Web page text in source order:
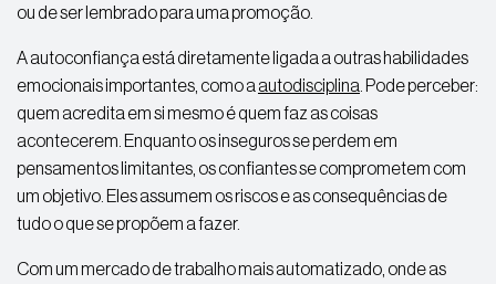
ou de ser lembrado para uma promoção.
A autoconfiança está diretamente ligada a outras habilidades
emocionais importantes, como a autodisciplina . Pode perceber:
quem acredita em si mesmo é quem faz as coisas
acontecerem. Enquanto os inseguros se perdem em
pensamentos limitantes, os confiantes se comprometem com
um objetivo. Eles assumem os riscos e as consequências de
tudo o que se propõem a fazer.
Com um mercado de trabalho mais automatizado, onde as